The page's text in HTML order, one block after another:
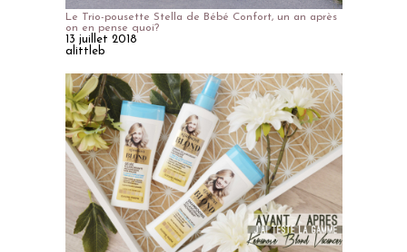
Le Trio-pousette Stella de Bébé Confort, un an après
on en pense quoi?
13 juillet 2018
alittleb